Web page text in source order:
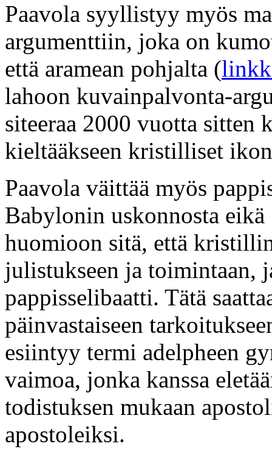
Paavola syyllistyy myös
argumenttiin, joka on
että aramean pohjalta (
lahoon kuvainpalvonta-
siteeraa 2000 vuotta sitten
kieltääkseen kristilliset
Paavola väittää myös
Babylonin uskonnosta eikä
huomioon sitä, että
julistukseen ja toimintaan,
pappisselibaatti. Tätä
päinvastaiseen
esiintyy termi adelpheen
vaimoa, jonka kanssa
todistuksen mukaan
apostoleiksi.